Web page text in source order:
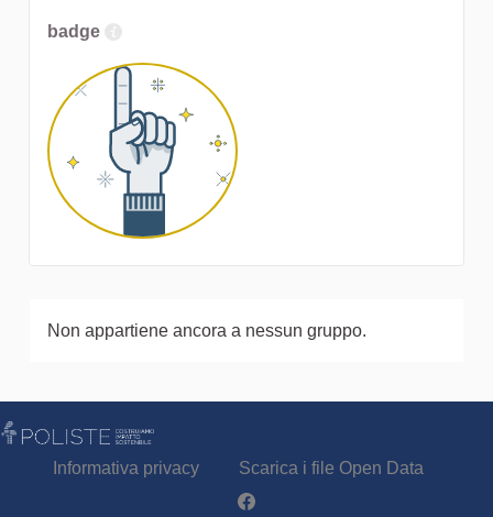
badge
Non appartiene ancora a nessun gruppo.
Informativa privacy
Scarica i file Open Data
Partecipa - Poliste su Facebook